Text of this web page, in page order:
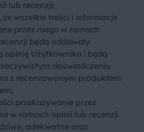
lub recenzji;
że wszelkie treści i informacje
przez niego w ramach
będą oddawały
opinię Użytkownika i będą
doświadczeniu
z recenzowanym produktem
przekazywanie przez
w ramach opinii lub recenzji
adekwatne oraz